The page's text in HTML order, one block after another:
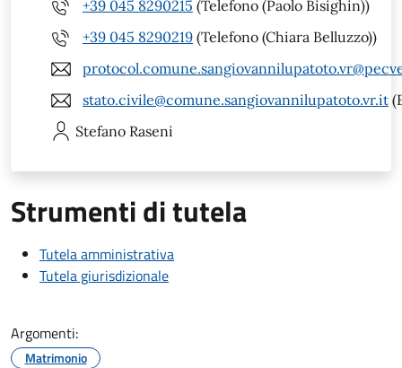
+39 045 8290215 (Telefono (Paolo Bisighin))
+39 045 8290219 (Telefono (Chiara Belluzzo))
stato.civile@comune.sangiovannilupatoto.vr.it
Stefano Raseni
Strumenti di tutela
Tutela amministrativa
Tutela giurisdizionale
Argomenti:
Matrimonio